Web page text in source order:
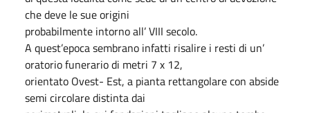
che deve le sue origini
probabilmente intorno all’ VIII secolo.
A quest’epoca sembrano infatti risalire i resti di un’
oratorio funerario di metri 7 x 12,
orientato Ovest- Est, a pianta rettangolare con abside
semi circolare distinta dai